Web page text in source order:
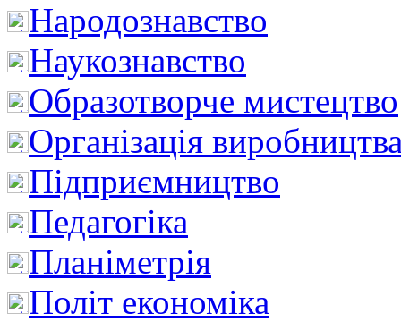
Народознавство
Наукознавство
Образотворче мистецтво
Організація
Підприємництво
Педагогіка
Планіметрія
Політ економіка